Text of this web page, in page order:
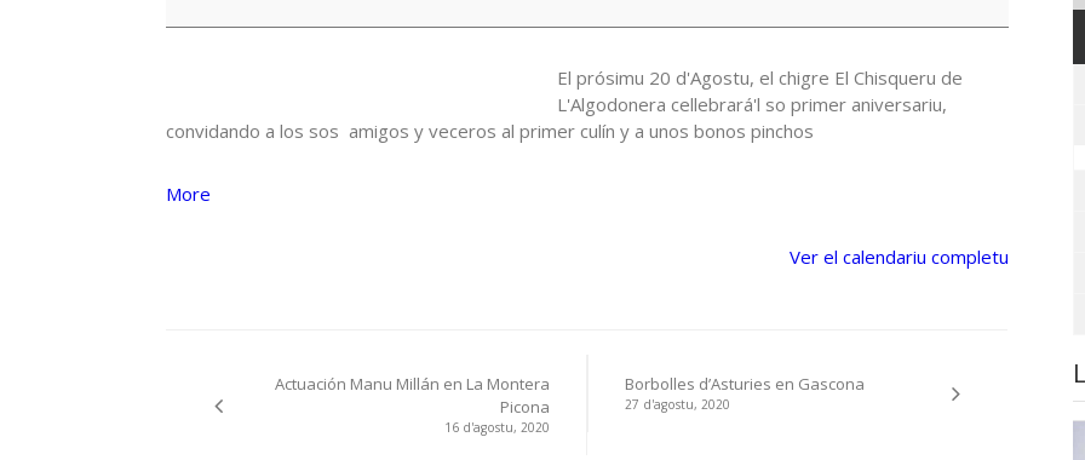
El prósimu 20 d'Agostu, el chigre El Chisqueru de
L'Algodonera cellebrará'l so primer aniversariu,
convidando a los sos amigos y veceros al primer culín y a unos bonos pinchos
More
Ver el calendariu completu
pelosActuación Manu Millán en La Montera
Picona
16 d'agostu, 2020
Borbolles d’Asturies en Gascona
27 d'agostu, 2020